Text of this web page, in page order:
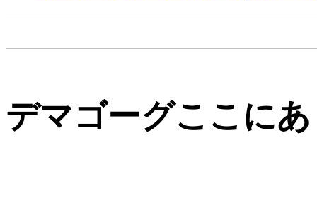
デマゴーグここに